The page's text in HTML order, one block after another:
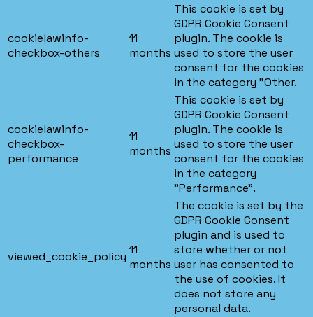
cookielawinfo-
checkbox-others
11
months
This cookie is set by
GDPR Cookie Consent
plugin. The cookie is
used to store the user
consent for the cookies
in the category "Other.
cookielawinfo-
checkbox-
performance
11
months
This cookie is set by
GDPR Cookie Consent
plugin. The cookie is
used to store the user
consent for the cookies
in the category
"Performance".
viewed_cookie_policy 11
months
The cookie is set by the
GDPR Cookie Consent
plugin and is used to
store whether or not
user has consented to
the use of cookies. It
does not store any
personal data.